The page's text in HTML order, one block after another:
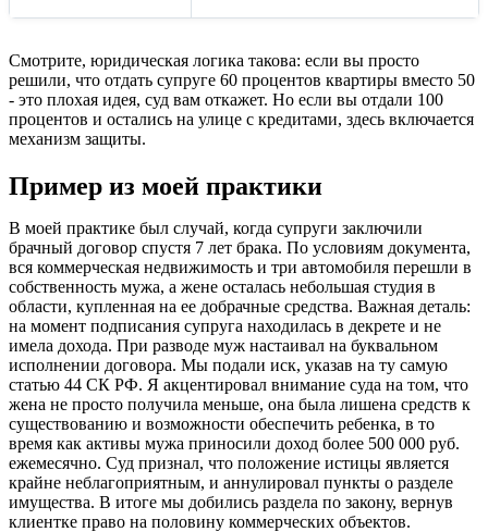
Смотрите, юридическая логика такова: если вы просто
решили, что отдать супруге 60 процентов квартиры вместо 50
- это плохая идея, суд вам откажет. Но если вы отдали 100
процентов и остались на улице с кредитами, здесь включается
механизм защиты.
Пример из моей практики
В моей практике был случай, когда супруги заключили
брачный договор спустя 7 лет брака. По условиям документа,
вся коммерческая недвижимость и три автомобиля перешли в
собственность мужа, а жене осталась небольшая студия в
области, купленная на ее добрачные средства. Важная деталь:
на момент подписания супруга находилась в декрете и не
имела дохода. При разводе муж настаивал на буквальном
исполнении договора. Мы подали иск, указав на ту самую
статью 44 СК РФ. Я акцентировал внимание суда на том, что
жена не просто получила меньше, она была лишена средств к
существованию и возможности обеспечить ребенка, в то
время как активы мужа приносили доход более 500 000 руб.
ежемесячно. Суд признал, что положение истицы является
крайне неблагоприятным, и аннулировал пункты о разделе
имущества. В итоге мы добились раздела по закону, вернув
клиентке право на половину коммерческих объектов.